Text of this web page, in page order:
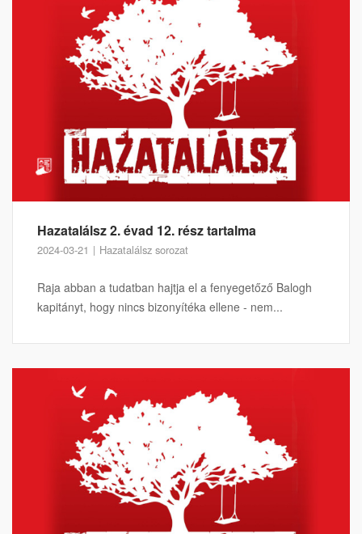
Hazatalálsz 2. évad 12. rész tartalma
2024-03-21 Hazatalálsz sorozat
Raja abban a tudatban hajtja el a fenyegetőző Balogh
kapitányt, hogy nincs bizonyítéka ellene - nem...